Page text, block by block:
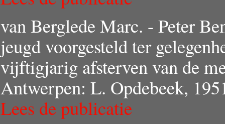
van Berglede Marc. - Peter
jeugd voorgesteld ter
vijftigjarig afsterven van de
Antwerpen: L. Opdebeek,
Lees de publicatie